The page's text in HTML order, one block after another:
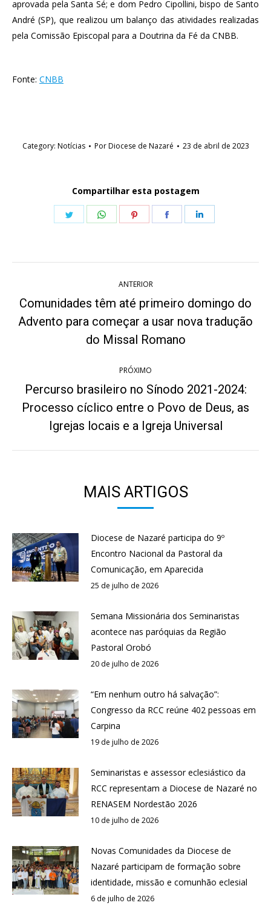
aprovada pela Santa Sé; e dom Pedro Cipollini, bispo de Santo
André (SP), que realizou um balanço das atividades realizadas
pela Comissão Episcopal para a Doutrina da Fé da CNBB.
Fonte: CNBB
Category: Notícias PorDiocese de Nazaré 23 de abril de 2023
Compartilhar esta postagem
Share
Share
Share
Share
de
post:
ANTERIOR
Post
anterior:
Comunidades têm até primeiro domingo do
Advento para começar a usar nova tradução
do Missal Romano
PRÓXIMO
Próximo
post:
Percurso brasileiro no Sínodo 2021-2024:
Processo cíclico entre o Povo de Deus, as
Igrejas locais e a Igreja Universal
MAIS ARTIGOS
Diocese de Nazaré participa do 9º
Encontro Nacional da Pastoral da
Comunicação, em Aparecida
25 de julho de 2026
Semana Missionária dos Seminaristas
acontece nas paróquias da Região
Pastoral Orobó
20 de julho de 2026
“Em nenhum outro há salvação”:
Congresso da RCC reúne 402 pessoas em
Carpina
19 de julho de 2026
Seminaristas e assessor eclesiástico da
RCC representam a Diocese de Nazaré no
RENASEM Nordestão 2026
10 de julho de 2026
Novas Comunidades da Diocese de
Nazaré participam de formação sobre
identidade, missão e comunhão eclesial
6 de julho de 2026